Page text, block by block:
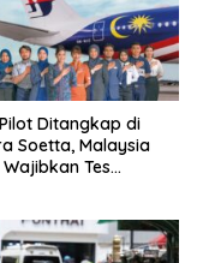
Ditangkap di
Soetta, Malaysia
Tes